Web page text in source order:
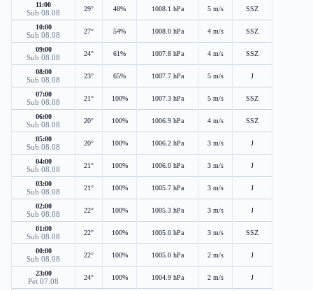
11:00
Sub 08.08 29° 48% 1008.1 hPa 5 m/s SSZ
10:00
Sub 08.08 27° 54% 1008.0 hPa 4 m/s SSZ
09:00
Sub 08.08 24° 61% 1007.8 hPa 4 m/s SSZ
08:00
Sub 08.08 23° 65% 1007.7 hPa 5 m/s J
07:00
Sub 08.08 21° 100% 1007.3 hPa 5 m/s SSZ
06:00
Sub 08.08 20° 100% 1006.9 hPa 4 m/s SSZ
05:00
Sub 08.08 20° 100% 1006.2 hPa 3 m/s J
04:00
Sub 08.08 21° 100% 1006.0 hPa 3 m/s J
03:00
Sub 08.08 21° 100% 1005.7 hPa 3 m/s J
02:00
Sub 08.08 22° 100% 1005.3 hPa 3 m/s J
01:00
Sub 08.08 22° 100% 1005.0 hPa 3 m/s SSZ
00:00
Sub 08.08 22° 100% 1005.0 hPa 2 m/s J
23:00
Pet 07.08 24° 100% 1004.9 hPa 2 m/s J